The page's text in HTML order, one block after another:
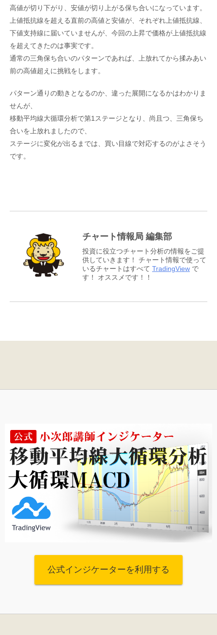
高値が切り下がり、安値が切り上がる保ち合いになっています。
上値抵抗線を超える直前の高値と安値が、それぞれ上値抵抗線、
下値支持線に届いていませんが、今回の上昇で価格が上値抵抗線
を超えてきたのは事実です。
通常の三角保ち合いのパターンであれば、上放れてから揉みあい
前の高値超えに挑戦をします。
パターン通りの動きとなるのか、違った展開になるかはわかりま
せんが、
移動平均線大循環分析で第1ステージとなり、尚且つ、三角保ち
合いを上放れましたので、
ステージに変化が出るまでは、買い目線で対応するのがよさそう
です。
チャート情報局 編集部
投資に役立つチャート分析の情報をご提
供していきます！ チャート情報で使って
いるチャートはすべて TradingView で
す！ オススメです！！
公式インジケーターを利用する